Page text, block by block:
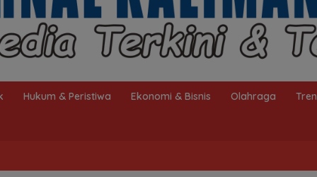
Hukum & Peristiwa Ekonomi & Bisnis Olahraga